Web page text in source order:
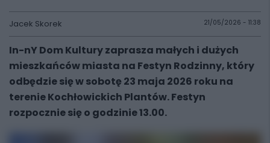
Jacek Skorek 21/05/2026 - 11:38
In-nY Dom Kultury zaprasza małych i dużych
mieszkańców miasta na Festyn Rodzinny, który
odbędzie się w sobotę 23 maja 2026 roku na
terenie Kochłowickich Plantów. Festyn
rozpocznie się o godzinie 13.00.